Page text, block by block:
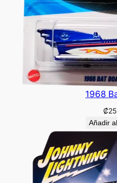
1968
₡
Añadir